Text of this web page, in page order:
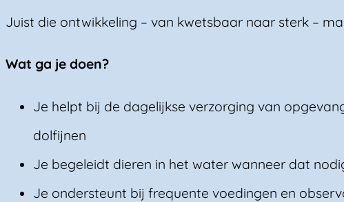
Juist die ontwikkeling – van kwetsbaar naar sterk –
Wat ga je doen?
Je helpt bij de dagelijkse verzorging van
dolfijnen
Je begeleidt dieren in het water wanneer dat
Je ondersteunt bij frequente voedingen en